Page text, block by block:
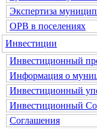
Экспертиза
ОРВ в поселениях
Инвестиции
Инвестиционный
Информация о
Инвестиционный
Инвестиционный
Соглашения